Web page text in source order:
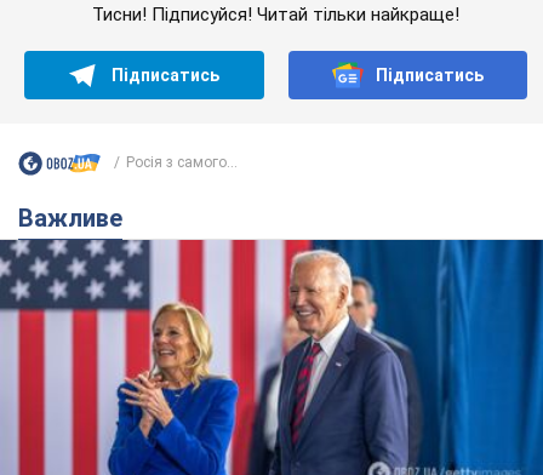
Тисни! Підписуйся! Читай тільки найкраще!
Підписатись Підписатись
Росія з самого...
Важливе